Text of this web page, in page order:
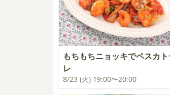
もちもちニョッキでペスカ
レ
8/23 (火) 19:00〜20:00